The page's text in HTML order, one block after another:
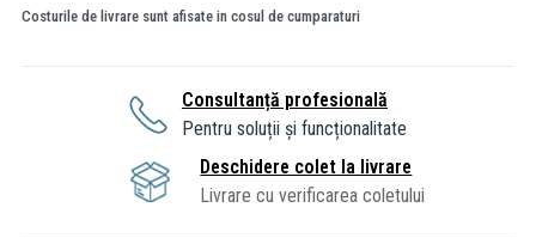
Costurile de livrare sunt afisate in cosul de cumparaturi
Consultanță profesională
Pentru soluții și funcționalitate
Deschidere colet la livrare
Livrare cu verificarea coletului